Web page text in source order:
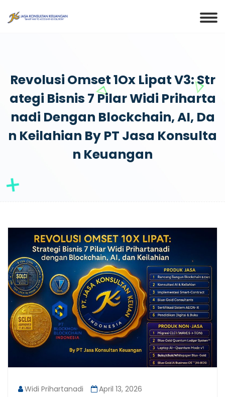
Revolusi Omset 1Ox Lipat V3: Str
Ategi Bisnis 7 Pilar Widi Priharta
Nadi Dengan Blockchain, AI, Da
N Keilahian By PT Jasa Konsulta
N Keuangan
Widi Prihartanadi April 13, 2026